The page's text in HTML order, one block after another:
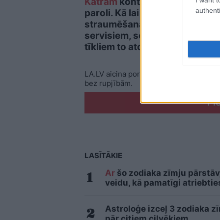
paroli. Kā lai visiem
straumēšanas
servisiem, sociālajiem
tīkliem to atcerēties?
LA.LV aicina portāla lietotājus, rakstot
bez rupjībām.
LASĪTĀKIE
Ar šo zodiaka zīmju
veidu, kā pamatīgi
Astroloģe izceļ 3 zodiaka